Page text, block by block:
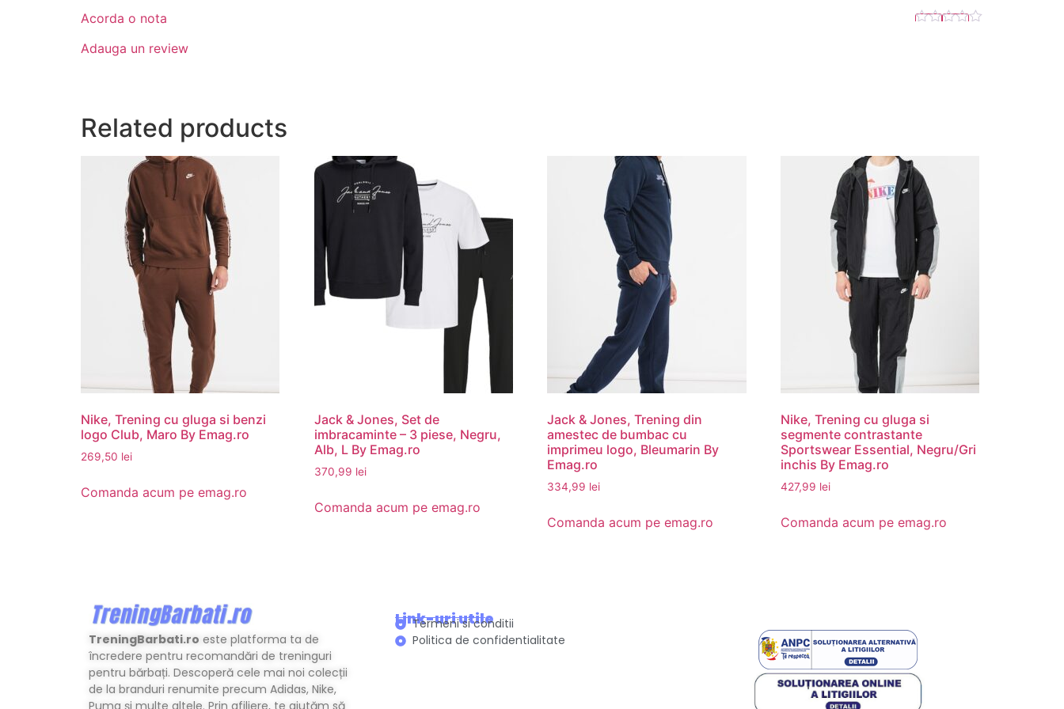
Acorda o nota
Adauga un review
Related products
Nike, Trening cu gluga si benzi
logo Club, Maro By Emag.ro
269,50 lei
Comanda acum pe emag.ro
Jack & Jones, Set de
imbracaminte – 3 piese, Negru,
Alb, L By Emag.ro
370,99 lei
Comanda acum pe emag.ro
Jack & Jones, Trening din
amestec de bumbac cu
imprimeu logo, Bleumarin By
Emag.ro
334,99 lei
Comanda acum pe emag.ro
Nike, Trening cu gluga si
segmente contrastante
Sportswear Essential, Negru/Gri
inchis By Emag.ro
427,99 lei
Comanda acum pe emag.ro
TreningBarbati.ro este platforma ta de
încredere pentru recomandări de treninguri
pentru bărbați. Descoperă cele mai noi colecții
de la branduri renumite precum Adidas, Nike,
Link-uri utile
Termeni si conditii
Politica de confidentialitate